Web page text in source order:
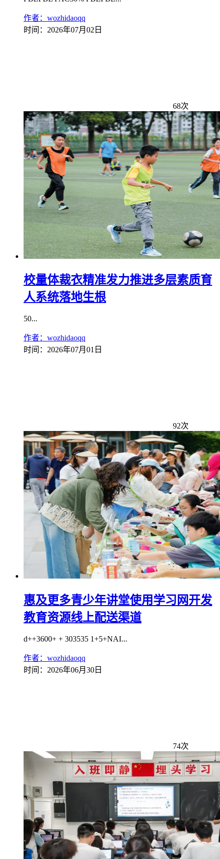
作者：wozhidaoqq
时间：2026年07月02日
68次
校量体裁衣精准发力推进多层素质育
人系统落地生根
50...
作者：wozhidaoqq
时间：2026年07月01日
92次
惠及更多青少年讲堂使用学习网开发
教育资源线上配送渠道
d++3600+ + 303535 1+5+NAI...
作者：wozhidaoqq
时间：2026年06月30日
74次